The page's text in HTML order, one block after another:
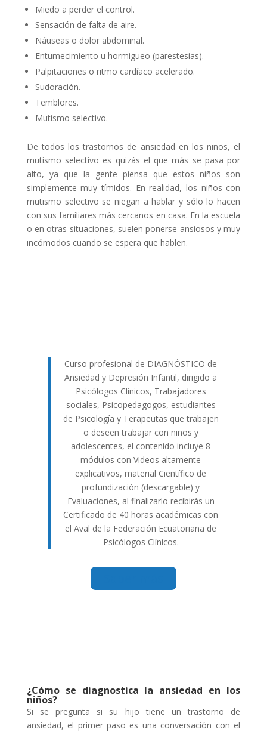
Miedo a perder el control.
Sensación de falta de aire.
Náuseas o dolor abdominal.
Entumecimiento u hormigueo (parestesias).
Palpitaciones o ritmo cardíaco acelerado.
Sudoración.
Temblores.
Mutismo selectivo.
De todos los trastornos de ansiedad en los niños, el
mutismo selectivo es quizás el que más se pasa por
alto, ya que la gente piensa que estos niños son
simplemente muy tímidos. En realidad, los niños con
mutismo selectivo se niegan a hablar y sólo lo hacen
con sus familiares más cercanos en casa. En la escuela
o en otras situaciones, suelen ponerse ansiosos y muy
incómodos cuando se espera que hablen.
Curso profesional de DIAGNÓSTICO de
Ansiedad y Depresión Infantil, dirigido a
Psicólogos Clínicos, Trabajadores
sociales, Psicopedagogos, estudiantes
de Psicología y Terapeutas que trabajen
o deseen trabajar con niños y
adolescentes, el contenido incluye 8
módulos con Videos altamente
explicativos, material Científico de
profundización (descargable) y
Evaluaciones, al finalizarlo recibirás un
Certificado de 40 horas académicas con
el Aval de la Federación Ecuatoriana de
Psicólogos Clínicos.
¿Cómo se diagnostica la ansiedad en los
niños?
Si se pregunta si su hijo tiene un trastorno de
ansiedad, el primer paso es una conversación con el